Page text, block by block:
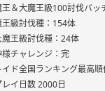
王＆大魔王級100討伐バッ
王級討伐種：154体
魔王級討伐種：24体
様チャレンジ：完
イド全国ランキング最高
レイ日数 2000日